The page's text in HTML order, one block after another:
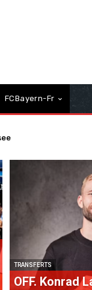
FCBayern-Fr
TRANSFERTS
OFF. Konrad